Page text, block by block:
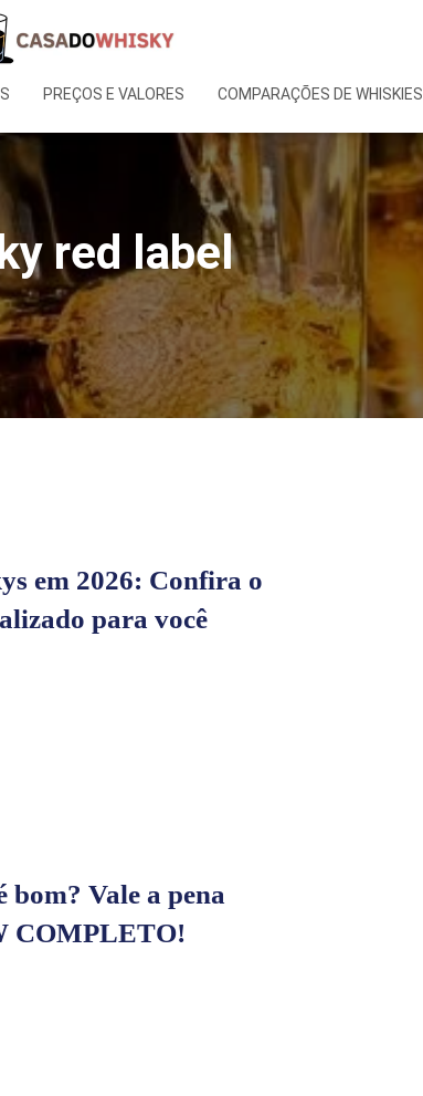
PREÇOS E VALORES COMPARAÇÕES DE WHISKIES
red label
em 2026: Confira o
para você
Vale a pena
COMPLETO!